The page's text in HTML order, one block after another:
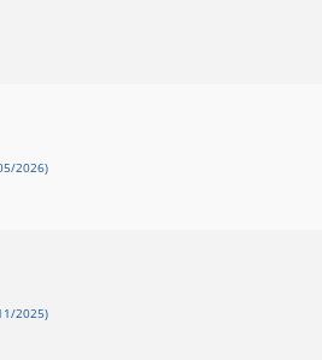
2026)
2025)